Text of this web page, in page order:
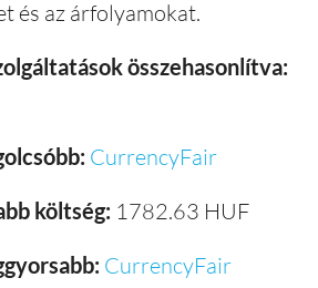
és az árfolyamokat.
összehasonlítva:
CurrencyFair
költség: 1782.63 HUF
CurrencyFair